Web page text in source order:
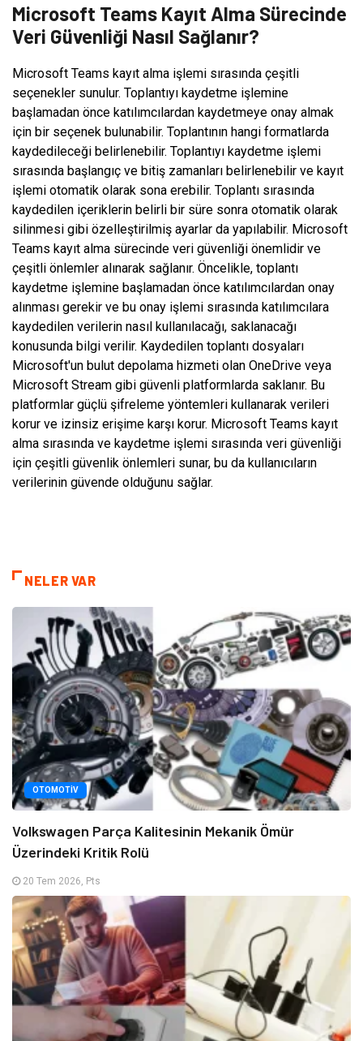
Microsoft Teams Kayıt Alma Sürecinde
Veri Güvenliği Nasıl Sağlanır?
Microsoft Teams kayıt alma işlemi sırasında çeşitli
seçenekler sunulur. Toplantıyı kaydetme işlemine
başlamadan önce katılımcılardan kaydetmeye onay almak
için bir seçenek bulunabilir. Toplantının hangi formatlarda
kaydedileceği belirlenebilir. Toplantıyı kaydetme işlemi
sırasında başlangıç ve bitiş zamanları belirlenebilir ve kayıt
işlemi otomatik olarak sona erebilir. Toplantı sırasında
kaydedilen içeriklerin belirli bir süre sonra otomatik olarak
silinmesi gibi özelleştirilmiş ayarlar da yapılabilir. Microsoft
Teams kayıt alma sürecinde veri güvenliği önemlidir ve
çeşitli önlemler alınarak sağlanır. Öncelikle, toplantı
kaydetme işlemine başlamadan önce katılımcılardan onay
alınması gerekir ve bu onay işlemi sırasında katılımcılara
kaydedilen verilerin nasıl kullanılacağı, saklanacağı
konusunda bilgi verilir. Kaydedilen toplantı dosyaları
Microsoft'un bulut depolama hizmeti olan OneDrive veya
Microsoft Stream gibi güvenli platformlarda saklanır. Bu
platformlar güçlü şifreleme yöntemleri kullanarak verileri
korur ve izinsiz erişime karşı korur. Microsoft Teams kayıt
alma sırasında ve kaydetme işlemi sırasında veri güvenliği
için çeşitli güvenlik önlemleri sunar, bu da kullanıcıların
verilerinin güvende olduğunu sağlar.
NELER VAR
OTOMOTIV
Volkswagen Parça Kalitesinin Mekanik Ömür
Üzerindeki Kritik Rolü
20 Tem 2026, Pts